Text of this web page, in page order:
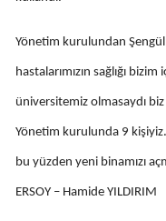
Yönetim kurulundan
hastalarımızın sağlığı
üniversitemiz olmasaydı
Yönetim kurulunda 9
bu yüzden yeni binamızı
ERSOY – Hamide YILDIRIM